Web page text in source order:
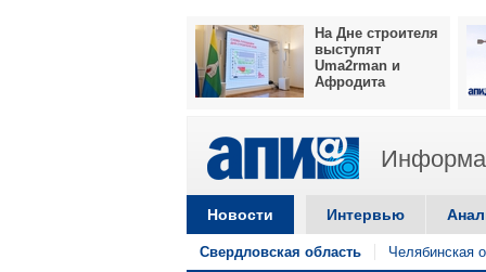
На Дне строителя
выступят
Uma2rman и
Афродита
Новости Интервью
Свердловская область Челябинская